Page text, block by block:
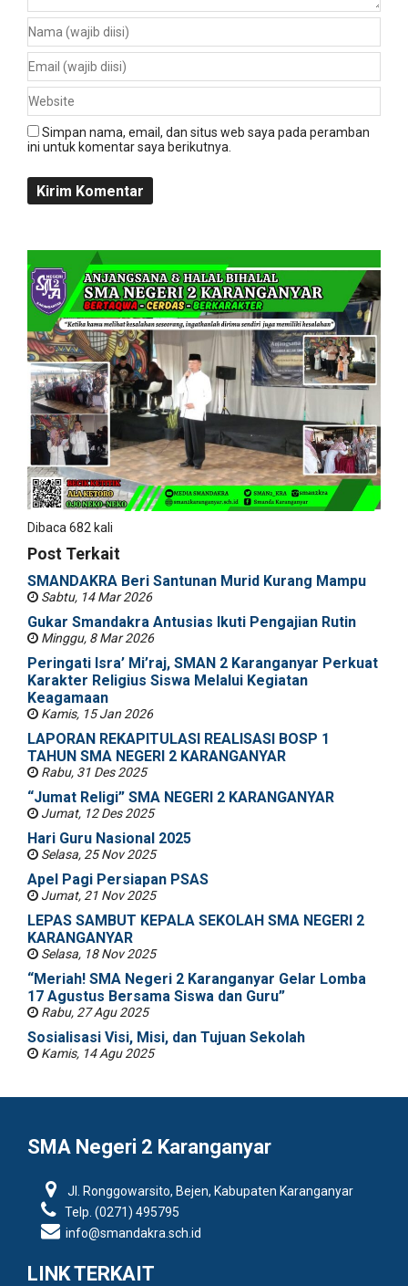
Simpan nama, email, dan situs web saya pada peramban
ini untuk komentar saya berikutnya.
Dibaca 682 kali
Post Terkait
SMANDAKRA Beri Santunan Murid Kurang Mampu
Sabtu, 14 Mar 2026
Gukar Smandakra Antusias Ikuti Pengajian Rutin
Minggu, 8 Mar 2026
Peringati Isra’ Mi’raj, SMAN 2 Karanganyar Perkuat
Karakter Religius Siswa Melalui Kegiatan
Keagamaan
Kamis, 15 Jan 2026
LAPORAN REKAPITULASI REALISASI BOSP 1
TAHUN SMA NEGERI 2 KARANGANYAR
Rabu, 31 Des 2025
“Jumat Religi” SMA NEGERI 2 KARANGANYAR
Jumat, 12 Des 2025
Hari Guru Nasional 2025
Selasa, 25 Nov 2025
Apel Pagi Persiapan PSAS
Jumat, 21 Nov 2025
LEPAS SAMBUT KEPALA SEKOLAH SMA NEGERI 2
KARANGANYAR
Selasa, 18 Nov 2025
“Meriah! SMA Negeri 2 Karanganyar Gelar Lomba
17 Agustus Bersama Siswa dan Guru”
Rabu, 27 Agu 2025
Sosialisasi Visi, Misi, dan Tujuan Sekolah
Kamis, 14 Agu 2025
SMA Negeri 2 Karanganyar
Jl. Ronggowarsito, Bejen, Kabupaten Karanganyar
Telp. (0271) 495795
info@smandakra.sch.id
LINK TERKAIT